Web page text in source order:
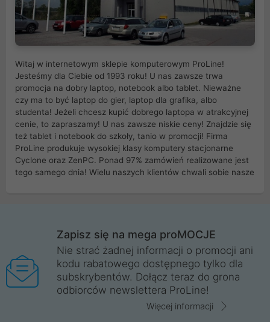
Witaj w internetowym sklepie komputerowym ProLine!
Jesteśmy dla Ciebie od 1993 roku! U nas zawsze trwa
promocja na dobry laptop, notebook albo tablet. Nieważne
czy ma to być laptop do gier, laptop dla grafika, albo
studenta! Jeżeli chcesz kupić dobrego laptopa w atrakcyjnej
cenie, to zapraszamy! U nas zawsze niskie ceny! Znajdzie się
też tablet i notebook do szkoły, tanio w promocji! Firma
ProLine produkuje wysokiej klasy komputery stacjonarne
Cyclone oraz ZenPC. Ponad 97% zamówień realizowane jest
tego samego dnia! Wielu naszych klientów chwali sobie nasze
Wrocław, Poznań, Legnica, Katowice, Gliwice, Kalisz, Bytom,
Trzebnica, Opole. Szybka i profesjonalna obsługa!
ProLine to polska firma ze 100% polskim kapitałem. Działamy
legalnie i płacimy podatki w naszym kraju! Posiadamy siedzibę
główną w Mirkowie oraz salony na terenie kraju. Cała
komunikacja ze sklepem komputerowym ProLine jest
Zapisz się na mega proMOCJE
Nie strać żadnej informacji o promocji ani
kodu rabatowego dostępnego tylko dla
subskrybentów. Dołącz teraz do grona
odbiorców newslettera ProLine!
Więcej informacji